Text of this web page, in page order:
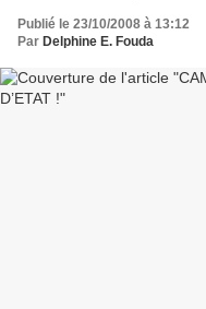
Publié le 23/10/2008 à 13:12
Par Delphine E. Fouda